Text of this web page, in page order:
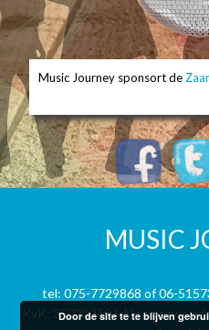
Music Journey sponsort de
MUSIC
tel: 075-7729868 of06-
KvK: 35023250 |Alg.
Door de site te te blijven